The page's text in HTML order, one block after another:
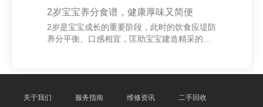
2岁宝宝养分食谱，健康厚味又简便
2岁是宝宝成长的重要阶段，此时的饮食应堤防
养分平衡、口感相宜，匡助宝宝建造精采的饮
胡萝卜切碎，与鸡蛋液沿途加入米粥中煮熟，
强免疫力。 **2. 鸡肉蔬菜泥** 泸州健身训练网
关于我们 服务指南 维修资讯 二手回收